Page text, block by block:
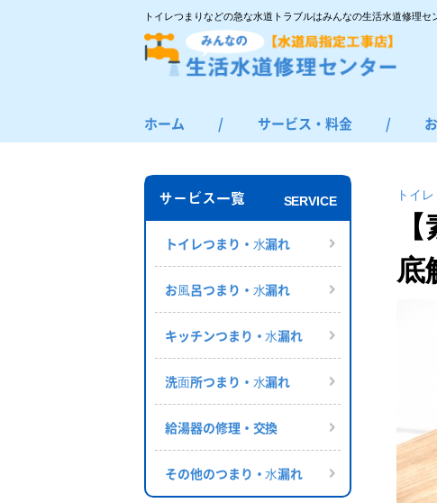
トイレつまりなどの急な水道トラブルはみんなの生活水道修理セ
ホーム / サービス・料金
トイレつまり・水漏れ
お風呂つまり・水漏れ
キッチンつまり・水漏れ
洗面所つまり・水漏れ
給湯器の修理・交換
その他のつまり・水漏れ
/
サービス一覧 SERVICE
トイレつまり・⽔漏れ
お⾵呂つまり・⽔漏れ
キッチンつまり・⽔漏れ
洗⾯所つまり・⽔漏れ
給湯器の修理・交換
その他のつまり・⽔漏れ
トイ
底